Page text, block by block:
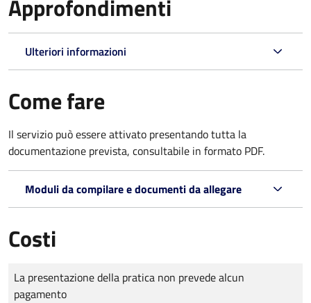
Approfondimenti
Ulteriori informazioni
Come fare
Il servizio può essere attivato presentando tutta la
documentazione prevista, consultabile in formato PDF.
Moduli da compilare e documenti da allegare
Costi
Tipo di pagamento
Importo
La presentazione della pratica non prevede alcun
pagamento